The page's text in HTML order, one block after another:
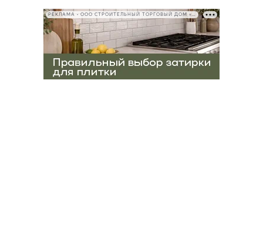
РЕКЛАМА • ООО СТРОИТЕЛЬНЫЙ ТОРГОВЫЙ ДОМ «ПЕТРОВИЧ», ИНН 7802348846